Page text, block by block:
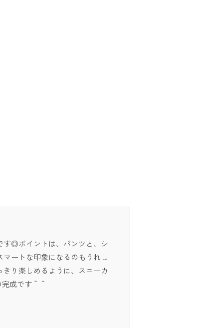
す◎ポイントは、パンツと、シ
ートな印象になるのもうれし
り楽しめるように、スニーカ
成です＾＾